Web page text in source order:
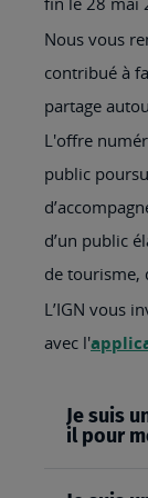
Nous vous
contribué à
partage
L'offre
public
d’un public
de tourisme,
L’IGN vous
avec l'
Je suis
il pour